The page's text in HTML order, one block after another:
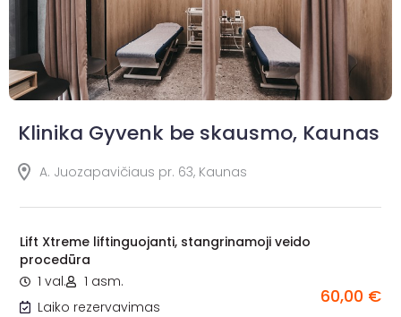
Klinika Gyvenk be skausmo, Kaunas
A. Juozapavičiaus pr. 63, Kaunas
Lift Xtreme liftinguojanti, stangrinamoji veido
procedūra
1 val.
1 asm.
Laiko rezervavimas
60,00 €